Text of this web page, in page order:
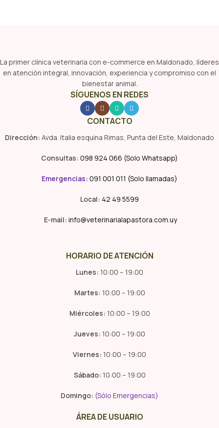
La primer clínica veterinaria con e-commerce en Maldonado, líderes
en atención integral, innovación, experiencia y compromiso con el
bienestar animal.
SÍGUENOS EN REDES
CONTACTO
Dirección: Avda. Italia esquina Rimas, Punta del Este, Maldonado
Consultas: 098 924 066 (Solo Whatsapp)
Emergencias: 091 001 011 (Solo llamadas)
Local: 42 49 5599
E-mail: info@veterinarialapastora.com.uy
HORARIO DE ATENCIÓN
Lunes: 10:00 – 19:00
Martes: 10:00 – 19:00
Miércoles: 10:00 – 19:00
Jueves: 10:00 – 19:00
Viernes: 10:00 – 19:00
Sábado: 10:00 – 19:00
Domingo: (Sólo Emergencias)
ÁREA DE USUARIO